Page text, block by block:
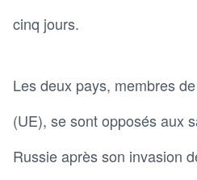
cinq jours.
Les deux pays, membres
(UE), se sont opposés aux
Russie après son invasion